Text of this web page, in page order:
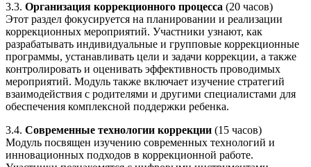
3.3. Организация коррекционного процесса (20 часов)
Этот раздел фокусируется на планировании и реализации
коррекционных мероприятий. Участники узнают, как
разрабатывать индивидуальные и групповые коррекционные
программы, устанавливать цели и задачи коррекции, а также
контролировать и оценивать эффективность проводимых
мероприятий. Модуль также включает изучение стратегий
взаимодействия с родителями и другими специалистами для
обеспечения комплексной поддержки ребенка.
3.4. Современные технологии коррекции (15 часов)
Модуль посвящен изучению современных технологий и
инновационных подходов в коррекционной работе.